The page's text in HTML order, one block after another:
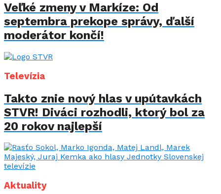
Veľké zmeny v Markíze: Od
septembra prekope správy, ďalší
moderátor končí!
Televízia
Takto znie nový hlas v upútavkách
STVR! Diváci rozhodli, ktorý bol za
20 rokov najlepší
Aktuality